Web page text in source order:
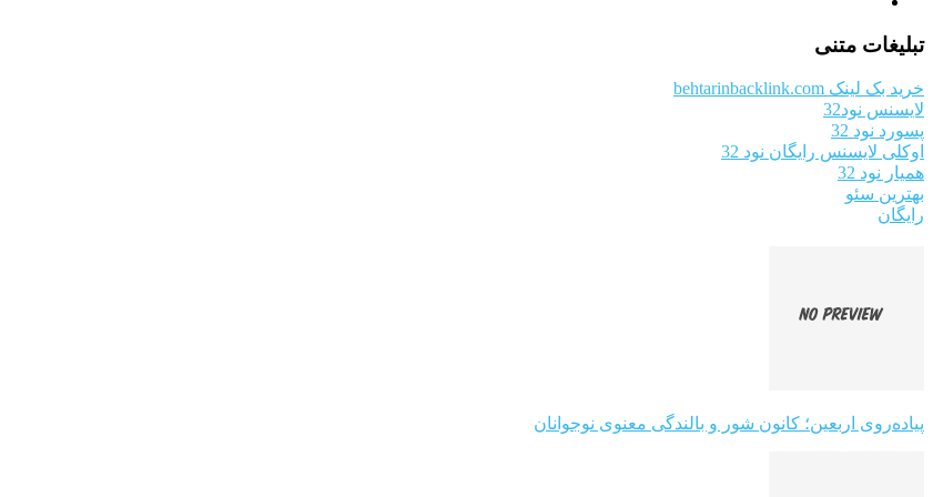
تبلیغات متنی
خرید بک لینک behtarinbacklink.com
لایسنس نود32
پسورد نود 32
اوکلی لایسنس رایگان نود 32
همیار نود 32
بهترین سئو
رایگان
پیاده‌روی اربعین؛ کانون شور و بالندگی معنوی نوجوانان